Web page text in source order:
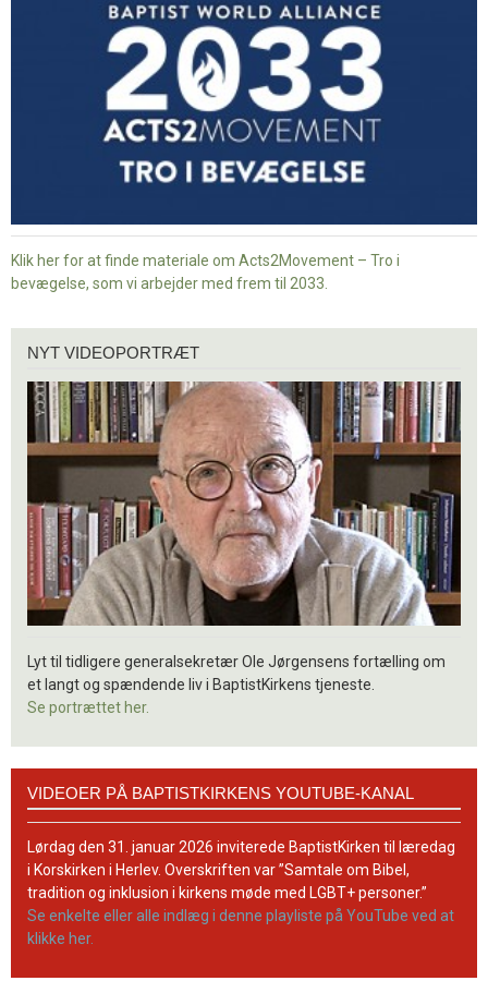
Klik her for at finde materiale om Acts2Movement – Tro i
bevægelse, som vi arbejder med frem til 2033.
videoportræt
NYT VIDEOPORTRÆT
Lyt til tidligere generalsekretær Ole Jørgensens fortælling om
et langt og spændende liv i BaptistKirkens tjeneste.
Se portrættet her.
BaptistKirkens
YouTube-
kanal
VIDEOER PÅ BAPTISTKIRKENS YOUTUBE-KANAL
Lørdag den 31. januar 2026 inviterede BaptistKirken til læredag
i Korskirken i Herlev. Overskriften var ”Samtale om Bibel,
tradition og inklusion i kirkens møde med LGBT+ personer.”
Se enkelte eller alle indlæg i denne playliste på YouTube ved at
klikke her.